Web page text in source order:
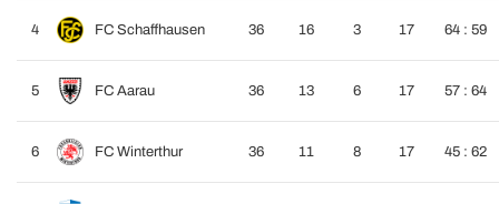
4 FC Schaffhausen 36 16 3 17 64 : 59
5 FC Aarau 36 13 6 17 57 : 64
6 FC Winterthur 36 11 8 17 45 : 62